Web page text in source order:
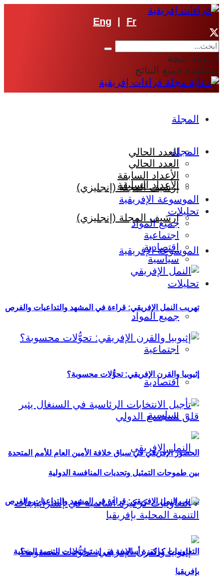
Eng Fr
لا توجد نتيجة
مشاهدة جميع النتائج
المجلة
العدد الحالي
الأعداد السابقة
إرشيف المجلة (إنجليزي)
الموسوعة الإفريقية
تحليلات
جميع المواد
اجتماعية
اقتصادية
سياسية
تهريب النمل الإفريقي: قراءة في المشهد والتداعيات والفرص
المجلة
العدد الحالي
الأعداد السابقة
إرشيف المجلة (إنجليزي)
الموسوعة الإفريقية
تحليلات
جميع المواد
اجتماعية
اقتصادية
سياسية
تهريب النمل الإفريقي: قراءة في المشهد والتداعيات والفرص
إثيوبيا والقرن الإفريقي: تحوُّلات محسوبة؟
الحضور الإفريقي في سباق خلافة الأمين العام للأمم المتحدة
بين طموحات التمثيل وتحديات المنافسة الدولية
التعاونيات كركيزة أساسية في إستراتيجيات التنمية المحلية
بإفريقيا